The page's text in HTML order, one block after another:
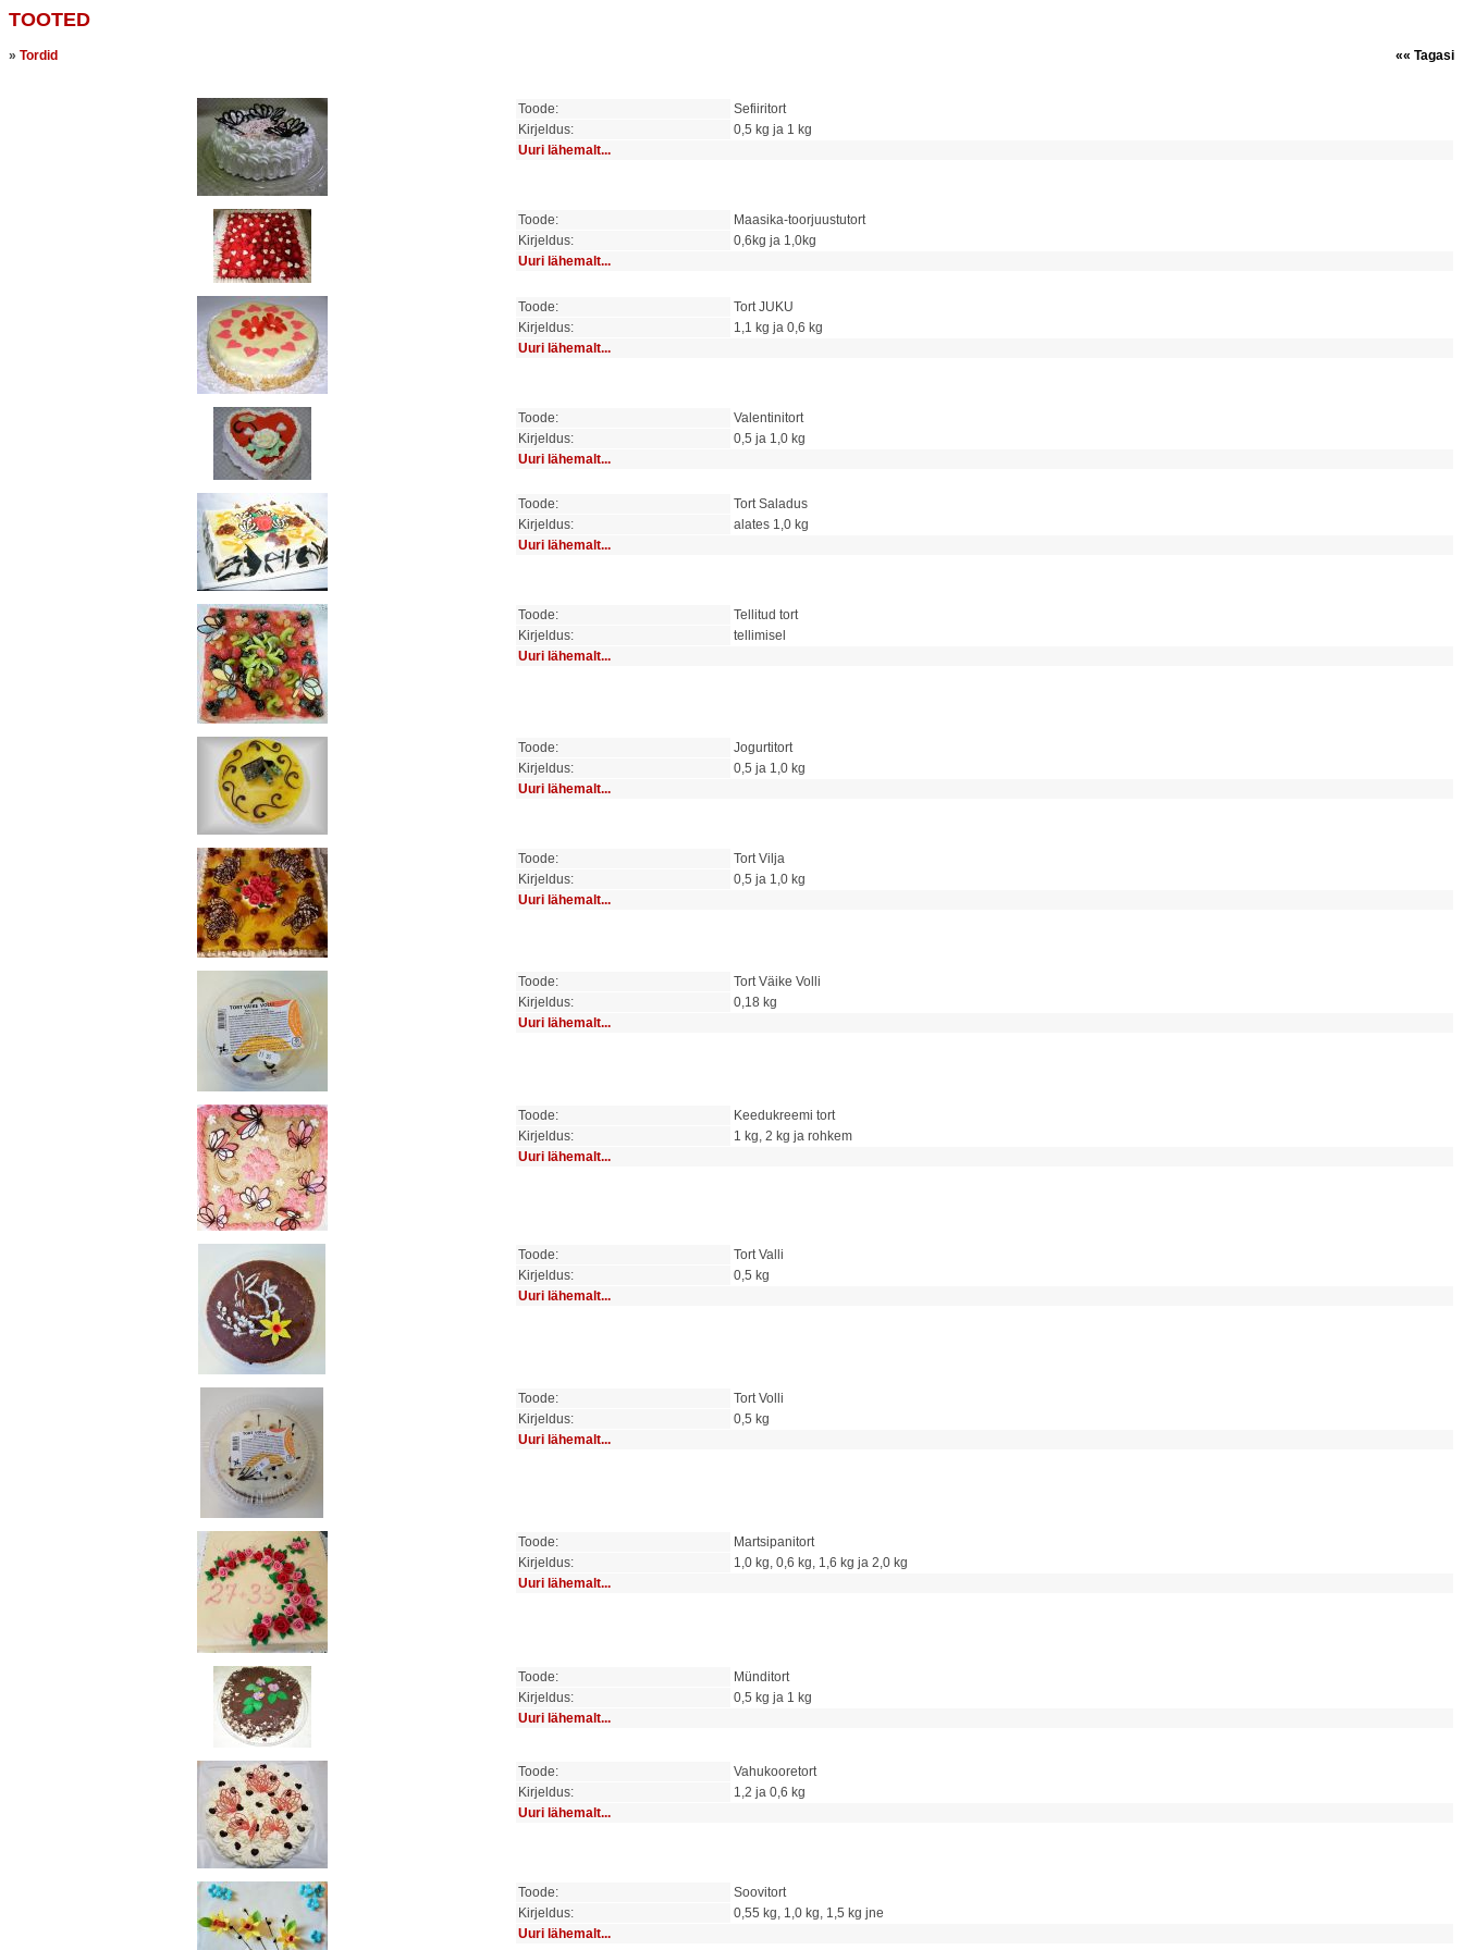
TOOTED
» Tordid «« Tagasi
Toode:
Sefiiritort
Kirjeldus:
0,5 kg ja 1 kg
Uuri lähemalt...
Toode:
Maasika-toorjuustutort
Kirjeldus:
0,6kg ja 1,0kg
Uuri lähemalt...
Toode:
Tort JUKU
Kirjeldus:
1,1 kg ja 0,6 kg
Uuri lähemalt...
Toode:
Valentinitort
Kirjeldus:
0,5 ja 1,0 kg
Uuri lähemalt...
Toode:
Tort Saladus
Kirjeldus:
alates 1,0 kg
Uuri lähemalt...
Toode:
Tellitud tort
Kirjeldus:
tellimisel
Uuri lähemalt...
Toode:
Jogurtitort
Kirjeldus:
0,5 ja 1,0 kg
Uuri lähemalt...
Toode:
Tort Vilja
Kirjeldus:
0,5 ja 1,0 kg
Uuri lähemalt...
Toode:
Tort Väike Volli
Kirjeldus:
0,18 kg
Uuri lähemalt...
Toode:
Keedukreemi tort
Kirjeldus:
1 kg, 2 kg ja rohkem
Uuri lähemalt...
Toode:
Tort Valli
Kirjeldus:
0,5 kg
Uuri lähemalt...
Toode:
Tort Volli
Kirjeldus:
0,5 kg
Uuri lähemalt...
Toode:
Martsipanitort
Kirjeldus:
1,0 kg, 0,6 kg, 1,6 kg ja 2,0 kg
Uuri lähemalt...
Toode:
Münditort
Kirjeldus:
0,5 kg ja 1 kg
Uuri lähemalt...
Toode:
Vahukooretort
Kirjeldus:
1,2 ja 0,6 kg
Uuri lähemalt...
Toode:
Soovitort
Kirjeldus:
0,55 kg, 1,0 kg, 1,5 kg jne
Uuri lähemalt...